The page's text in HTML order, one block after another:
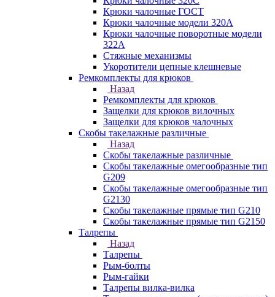
Крюки чалочные ГОСТ
Крюки чалочные модели 320А
Крюки чалочные поворотные модели
322А
Стяжные механизмы
Укоротители цепные клешневые
Ремкомплекты для крюков
Назад
Ремкомплекты для крюков
Защелки для крюков вилочных
Защелки для крюков чалочных
Скобы такелажные различные
Назад
Скобы такелажные различные
Скобы такелажные омегообразные тип
G209
Скобы такелажные омегообразные тип
G2130
Скобы такелажные прямые тип G210
Скобы такелажные прямые тип G2150
Талрепы
Назад
Талрепы
Рым-болты
Рым-гайки
Талрепы вилка-вилка